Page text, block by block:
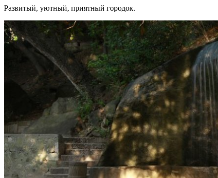
Развитый, уютный, приятный городок.